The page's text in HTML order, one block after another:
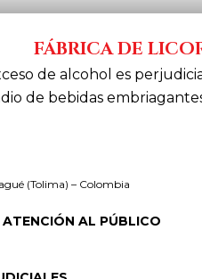
FÁBRICA DE
de alcohol es
de bebidas
(Tolima) – Colombia
AL PÚBLICO